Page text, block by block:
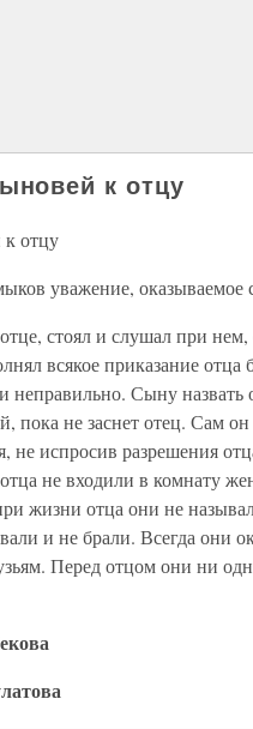
к отцу
отцу
уважение,
стоял и слушал при
всякое приказание отца
неправильно. Сыну
пока не заснет отец. Сам
не испросив разрешения
не входили в комнату
жизни отца они не
и не брали. Всегда они
Перед отцом они ни